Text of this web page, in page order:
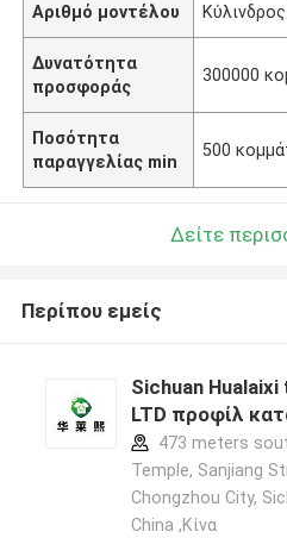
Αριθμό μοντέλου
Δυνατότητα
προσφοράς
300000
Ποσότητα
παραγγελίας min
500
Δείτε
Περίπου εμείς
Sichuan
LTD προφίλ
473 meters
Temple, Sanjiang
Chongzhou City,
China ,Κίνα